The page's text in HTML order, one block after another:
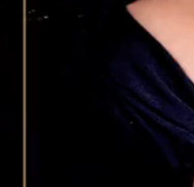
Réédition
Caractéristiques
TYPE DE BOITIER CD
Greenbox